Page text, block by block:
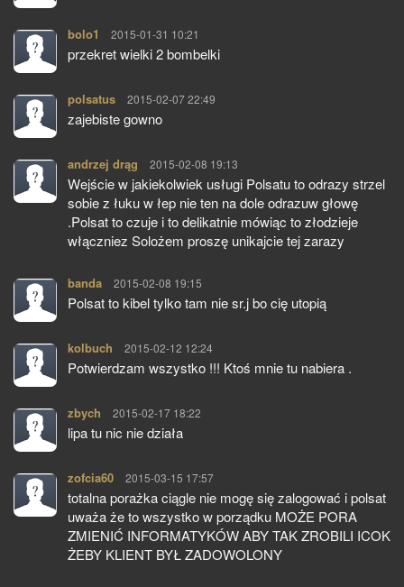
bolo1 pisze:
2015-01-31 10:21
przekret wielki 2 bombelki
polsatus pisze:
2015-02-07 22:49
zajebiste gowno
andrzej drąg pisze:
2015-02-08 19:13
Wejście w jakiekolwiek usługi Polsatu to odrazy strzel
sobie z łuku w łep nie ten na dole odrazuw głowę
.Polsat to czuje i to delikatnie mówiąc to złodzieje
włączniez Solożem proszę unikajcie tej zarazy
banda pisze:
2015-02-08 19:15
Polsat to kibel tylko tam nie sr.j bo cię utopią
kolbuch pisze:
2015-02-12 12:24
Potwierdzam wszystko !!! Ktoś mnie tu nabiera .
zbych pisze:
2015-02-17 18:22
lipa tu nic nie działa
zofcia60 pisze:
2015-03-15 17:57
totalna porażka ciągle nie mogę się zalogować i polsat
uważa że to wszystko w porządku MOŻE PORA
ZMIENIĆ INFORMATYKÓW ABY TAK ZROBILI ICOK
ŻEBY KLIENT BYŁ ZADOWOLONY